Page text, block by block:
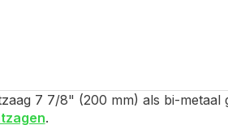
7 7/8" (200 mm) als bi-metaal
.